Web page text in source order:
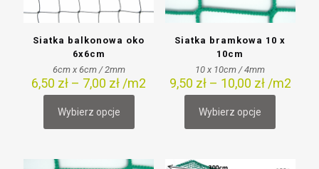
Siatka balkonowa oko
6x6cm
6cm x 6cm / 2mm
6,50 zł – 7,00 zł /m2
Wybierz opcje
produkt
wiele
Siatka bramkowa 10 x
10cm
10 x 10cm / 4mm
9,50 zł– 10,00 zł/m2
Wybierz opcje
produkt
wiele